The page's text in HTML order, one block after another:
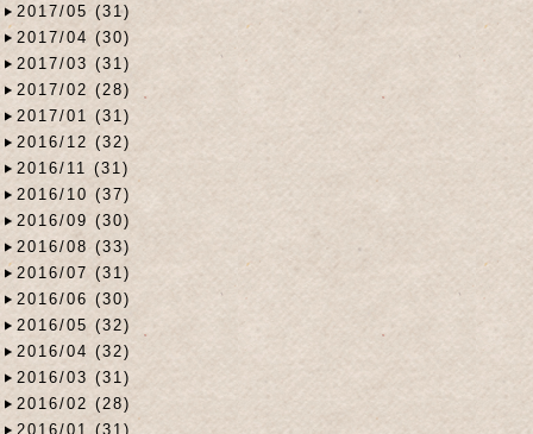
2017/05 (31)
2017/04 (30)
2017/03 (31)
2017/02 (28)
2017/01 (31)
2016/12 (32)
2016/11 (31)
2016/10 (37)
2016/09 (30)
2016/08 (33)
2016/07 (31)
2016/06 (30)
2016/05 (32)
2016/04 (32)
2016/03 (31)
2016/02 (28)
2016/01 (31)